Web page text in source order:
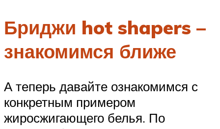
Бриджи hot shapers –
знакомимся ближе
А теперь давайте ознакомимся с
конкретным примером
жиросжигающего белья. По